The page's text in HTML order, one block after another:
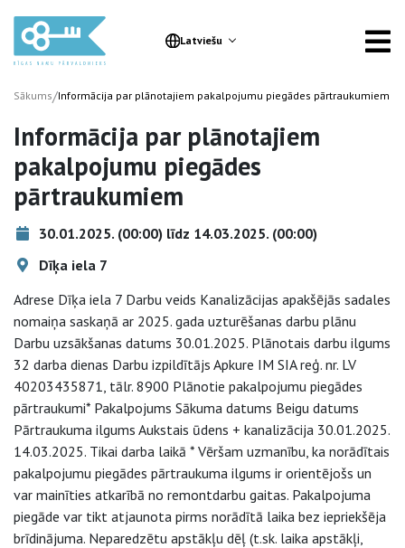
Latviešu
Sākums/Informācija par plānotajiem pakalpojumu piegādes pārtraukumiem
Informācija par plānotajiem
pakalpojumu piegādes
pārtraukumiem
30.01.2025. (00:00) līdz 14.03.2025. (00:00)
Dīķa iela 7
Adrese Dīķa iela 7 Darbu veids Kanalizācijas apakšējās sadales
nomaiņa saskaņā ar 2025. gada uzturēšanas darbu plānu
Darbu uzsākšanas datums 30.01.2025. Plānotais darbu ilgums
32 darba dienas Darbu izpildītājs Apkure IM SIA reģ. nr. LV
40203435871, tālr. 8900 Plānotie pakalpojumu piegādes
pārtraukumi* Pakalpojums Sākuma datums Beigu datums
Pārtraukuma ilgums Aukstais ūdens + kanalizācija 30.01.2025.
14.03.2025. Tikai darba laikā * Vēršam uzmanību, ka norādītais
pakalpojumu piegādes pārtraukuma ilgums ir orientējošs un
var mainīties atkarībā no remontdarbu gaitas. Pakalpojuma
piegāde var tikt atjaunota pirms norādītā laika bez iepriekšēja
brīdinājuma. Neparedzētu apstākļu dēļ (t.sk. laika apstākļi,